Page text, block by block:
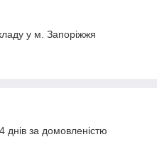
у м. Запоріжжя
за домовленістю